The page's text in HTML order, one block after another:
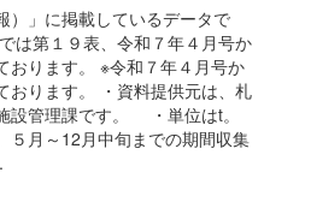
）」に掲載しているデータで
は第１９表、令和７年４月号か
おります。 ※令和７年４月号か
おります。 ・資料提供元は、札
設管理課です。 ・単位はt。
５月～12月中旬までの期間収集